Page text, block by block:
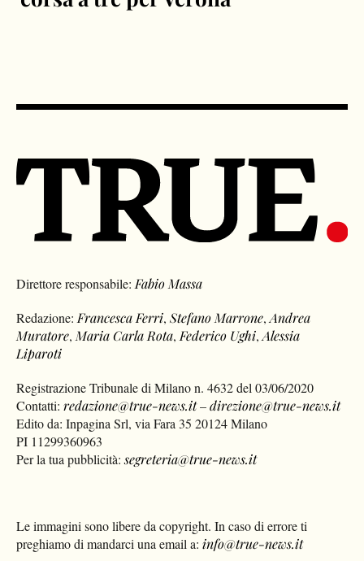
Direttore responsabile: Fabio Massa
Redazione: Francesca Ferri,Stefano Marrone,Andrea
Muratore, Maria Carla Rota, Federico Ughi,Alessia
Liparoti
Registrazione Tribunale di Milano n. 4632 del 03/06/2020
Contatti:redazione@true-news.it–direzione@true-news.it
Edito da: Inpagina Srl, via Fara 35 20124 Milano
PI 11299360963
Per la tua pubblicità:segreteria@true-news.it
Le immagini sono libere da copyright. In caso di errore ti
preghiamo di mandarci una email a: info@true-news.it